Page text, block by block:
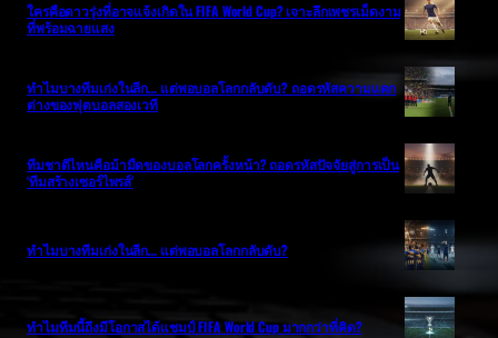
ใครคือดาวรุ่งที่อาจแจ้งเกิดใน FIFA World Cup? เจาะลึกเพชรเม็ดงาม
ที่พร้อมฉายแสง
ทำไมบางทีมเก่งในลีก… แต่พอบอลโลกกลับดับ? ถอดรหัสความแตก
ต่างของฟุตบอลสองเวที
ทีมชาติไหนคือม้ามืดของบอลโลกครั้งหน้า? ถอดรหัสปัจจัยสู่การเป็น
‘ทีมสร้างเซอร์ไพรส์’
ทำไมบางทีมเก่งในลีก… แต่พอบอลโลกกลับดับ?
ทำไมทีมนี้ถึงมีโอกาสได้แชมป์ FIFA World Cup มากกว่าที่คิด?